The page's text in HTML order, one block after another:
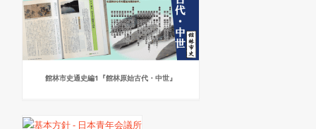
館林市史通史編1『館林原始古代・中世』